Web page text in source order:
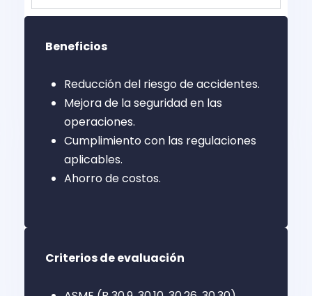
Beneficios
Reducción del riesgo de accidentes.
Mejora de la seguridad en las
operaciones.
Cumplimiento con las regulaciones
aplicables.
Ahorro de costos.
Criterios de evaluación